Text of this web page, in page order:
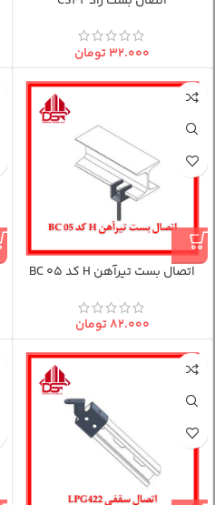
۳۲.۰۰۰تومان
اتصال بست تیرآهن H کد BC 05
۸۲.۰۰۰تومان